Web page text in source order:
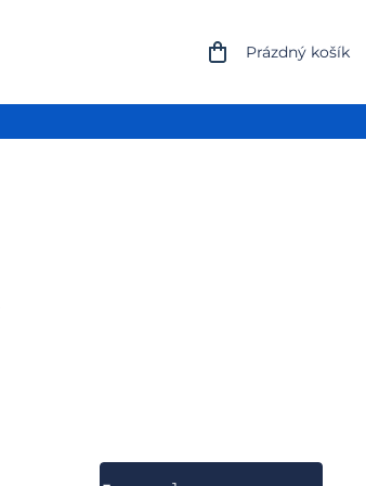
NÁKUPNÍ
Prázdný košík